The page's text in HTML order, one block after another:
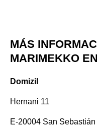
MÁS
MARIMEKKO
Domizil
Hernani 11
E-20004 San Sebastián